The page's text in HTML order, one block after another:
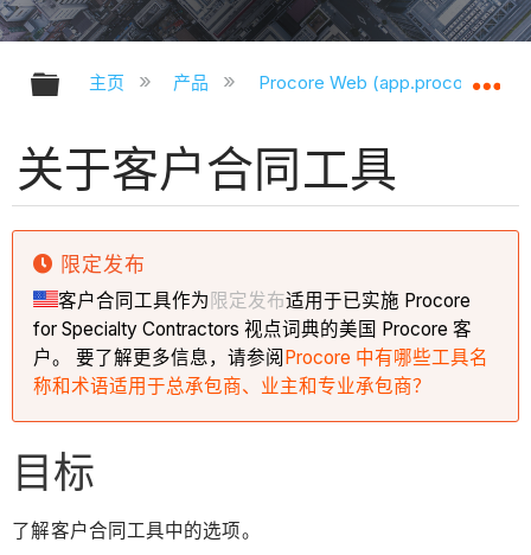
扩展/隐缩全局层次
主页 产品 Procore Web
关于客户合同工具
限定发布
客户合同工具作为 限定发布适用于已实施 Procore
for Specialty Contractors 视点词典的美国 Procore 客
户。 要了解更多信息，请参阅 Procore 中有哪些工具名
称和术语适用于总承包商、业主和专业承包商？
目标
了解客户合同工具中的选项。